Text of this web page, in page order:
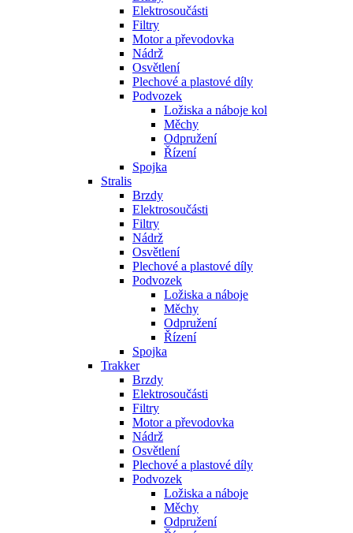
Elektrosoučásti
Filtry
Motor a převodovka
Nádrž
Osvětlení
Plechové a plastové díly
Podvozek
Ložiska a náboje kol
Měchy
Odpružení
Řízení
Spojka
Stralis
Brzdy
Elektrosoučásti
Filtry
Nádrž
Osvětlení
Plechové a plastové díly
Podvozek
Ložiska a náboje
Měchy
Odpružení
Řízení
Spojka
Trakker
Brzdy
Elektrosoučásti
Filtry
Motor a převodovka
Nádrž
Osvětlení
Plechové a plastové díly
Podvozek
Ložiska a náboje
Měchy
Odpružení